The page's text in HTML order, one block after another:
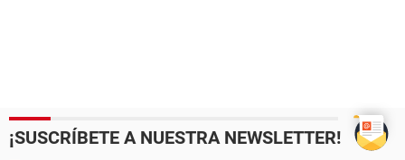
¡SUSCRÍBETE A NUESTRA NEWSLETTER!